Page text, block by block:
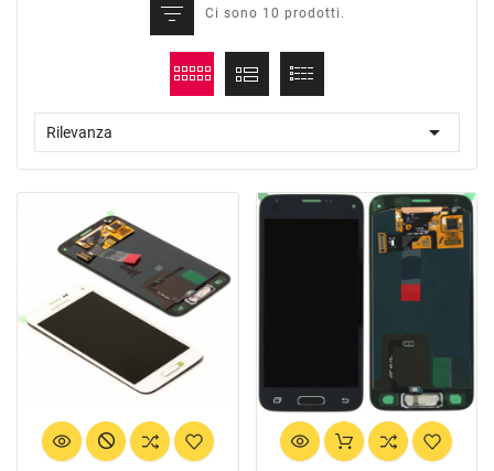
Ci sono 10 prodotti.
Rilevanza 